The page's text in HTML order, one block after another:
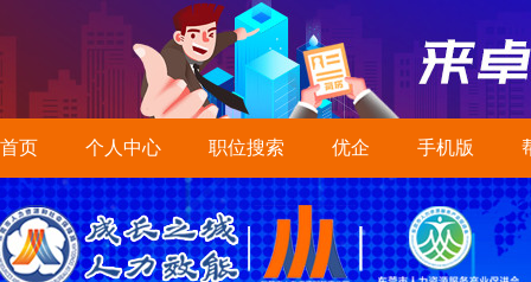
首页 个人中心 职位搜索 优企 手机版